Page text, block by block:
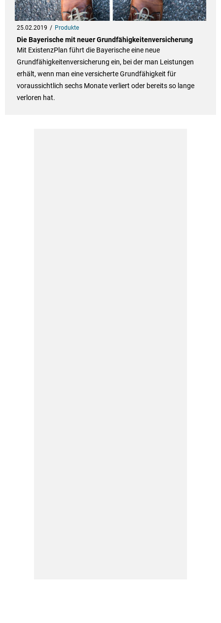
25.02.2019 Produkte
Die Bayerische mit neuer Grundfähigkeitenversicherung
Mit ExistenzPlan führt die Bayerische eine neue
Grundfähigkeitenversicherung ein, bei der man Leistungen
erhält, wenn man eine versicherte Grundfähigkeit für
voraussichtlich sechs Monate verliert oder bereits so lange
verloren hat.